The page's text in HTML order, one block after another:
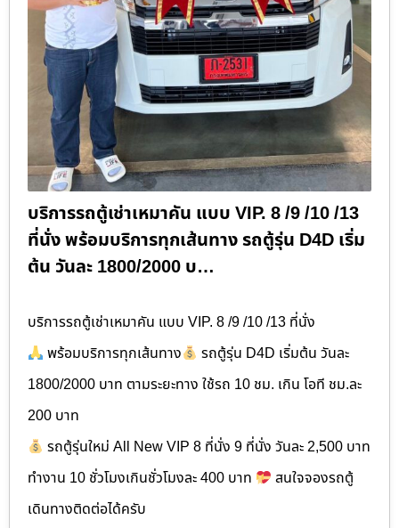
บริการรถตู้เช่าเหมาคัน แบบ VIP. 8 /9 /10 /13
ที่นั่ง พร้อมบริการทุกเส้นทาง รถตู้รุ่น D4D เริ่ม
ต้น วันละ 1800​/2000 บ…
บริการรถตู้เช่าเหมาคัน แบบ VIP. 8 /9 /10 /13 ที่นั่ง
พร้อมบริการทุกเส้นทาง
รถตู้รุ่น D4D เริ่มต้น วันละ
1800​/2000 บาท ตามระยะทาง ใช้รถ 10 ชม. เกิน โอที ชม.ละ
200 บาท
รถตู้รุ่นใหม่ All New VIP 8 ที่นั่ง 9 ที่นั่ง วันละ 2,500 บาท
ทำงาน 10 ชั่วโมงเกินชั่วโมงละ 400 บาท
สนใจจองรถตู้
เดินทาง​ติดต่อได้ครับ